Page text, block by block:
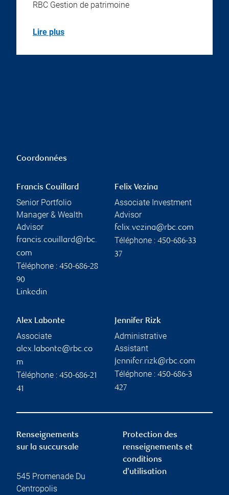
RBC Gestion de patrimoine
Lire plus
Coordonnées
Francis Couillard
Senior Portfolio
Manager & Wealth
Advisor
francis.couillard@rbc.
com
Téléphone : 450-686-28
90
Linkedin
Felix Vezina
Associate Investment
Advisor
felix.vezina@rbc.com
Téléphone : 450-686-33
37
Alex Labonte
Associate
alex.labonte@rbc.co
m
Téléphone : 450-686-21
41
Jennifer Rizk
Administrative
Assistant
jennifer.rizk@rbc.com
Téléphone : 450-686-3
427
Renseignements
sur la succursale
545 Promenade Du
Centropolis
Protection des
renseignements et
conditions
d’utilisation